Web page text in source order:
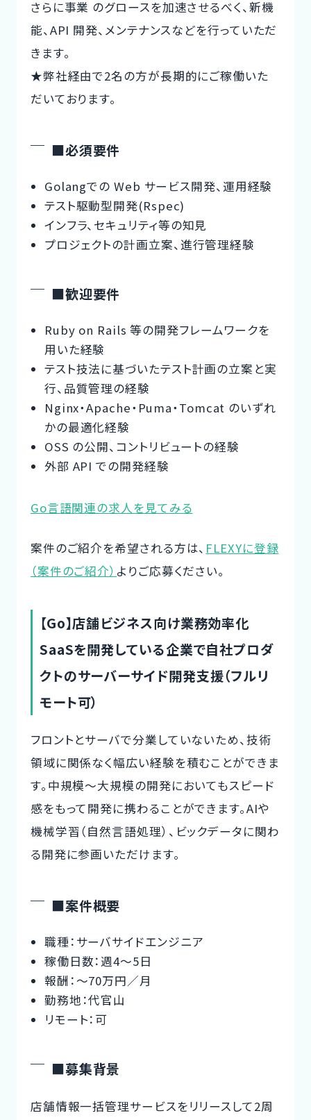
さらに事業 のグロースを加速させるべく、新機
能、API 開発、メンテナンスなどを行っていただ
きます。
★弊社経由で2名の方が長期的にご稼働いた
だいております。
■必須要件
Golangでの Web サービス開発、運用経験
テスト駆動型開発(Rspec)
インフラ、セキュリティ等の知見
プロジェクトの計画立案、進行管理経験
■歓迎要件
Ruby on Rails 等の開発フレームワークを
用いた経験
テスト技法に基づいたテスト計画の立案と実
行、品質管理の経験
Nginx・Apache・Puma・Tomcat のいずれ
かの最適化経験
OSS の公開、コントリビュートの経験
外部 API での開発経験
Go言語関連の求人を見てみる
案件のご紹介を希望される方は、 FLEXYに登録
（案件のご紹介） よりご応募ください。
【Go】店舗ビジネス向け業務効率化
SaaSを開発している企業で自社プロダ
クトのサーバーサイド開発支援（フルリ
モート可）
フロントとサーバで分業していないため、技術
領域に関係なく幅広い経験を積むことができま
す。中規模〜大規模の開発においてもスピード
感をもって開発に携わることができます。AIや
機械学習（自然言語処理）、ビックデータに関わ
る開発に参画いただけます。
■案件概要
職種：サーバサイドエンジニア
稼働日数：週4〜5日
報酬：〜70万円／月
勤務地：代官山
リモート：可
■募集背景
店舗情報一括管理サービスをリリースして2周